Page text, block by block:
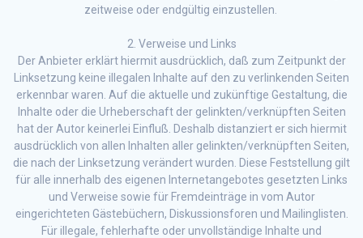
zeitweise oder endgültig einzustellen.
2. Verweise und Links
Der Anbieter erklärt hiermit ausdrücklich, daß zum Zeitpunkt der
Linksetzung keine illegalen Inhalte auf den zu verlinkenden Seiten
erkennbar waren. Auf die aktuelle und zukünftige Gestaltung, die
Inhalte oder die Urheberschaft der gelinkten/verknüpften Seiten
hat der Autor keinerlei Einfluß. Deshalb distanziert er sich hiermit
ausdrücklich von allen Inhalten aller gelinkten/verknüpften Seiten,
die nach der Linksetzung verändert wurden. Diese Feststellung gilt
für alle innerhalb des eigenen Internetangebotes gesetzten Links
und Verweise sowie für Fremdeinträge in vom Autor
eingerichteten Gästebüchern, Diskussionsforen und Mailinglisten.
Für illegale, fehlerhafte oder unvollständige Inhalte und